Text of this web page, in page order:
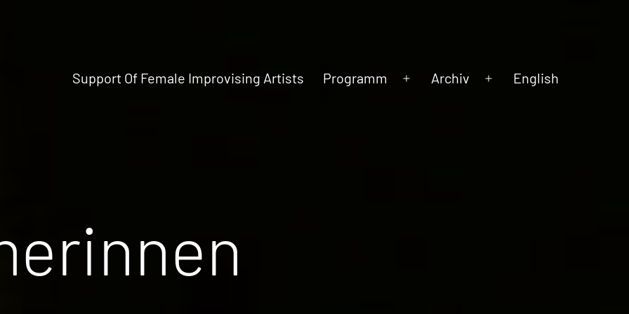
Support Of Female Improvising Artists Programm
Menü
Archiv
Menü
English